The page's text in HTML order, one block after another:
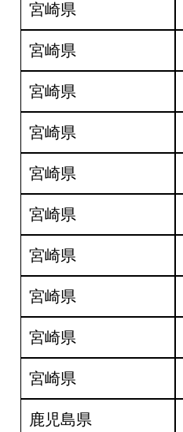
宮崎県
宮崎県
宮崎県
宮崎県
宮崎県
宮崎県
宮崎県
宮崎県
宮崎県
宮崎県
鹿児島県